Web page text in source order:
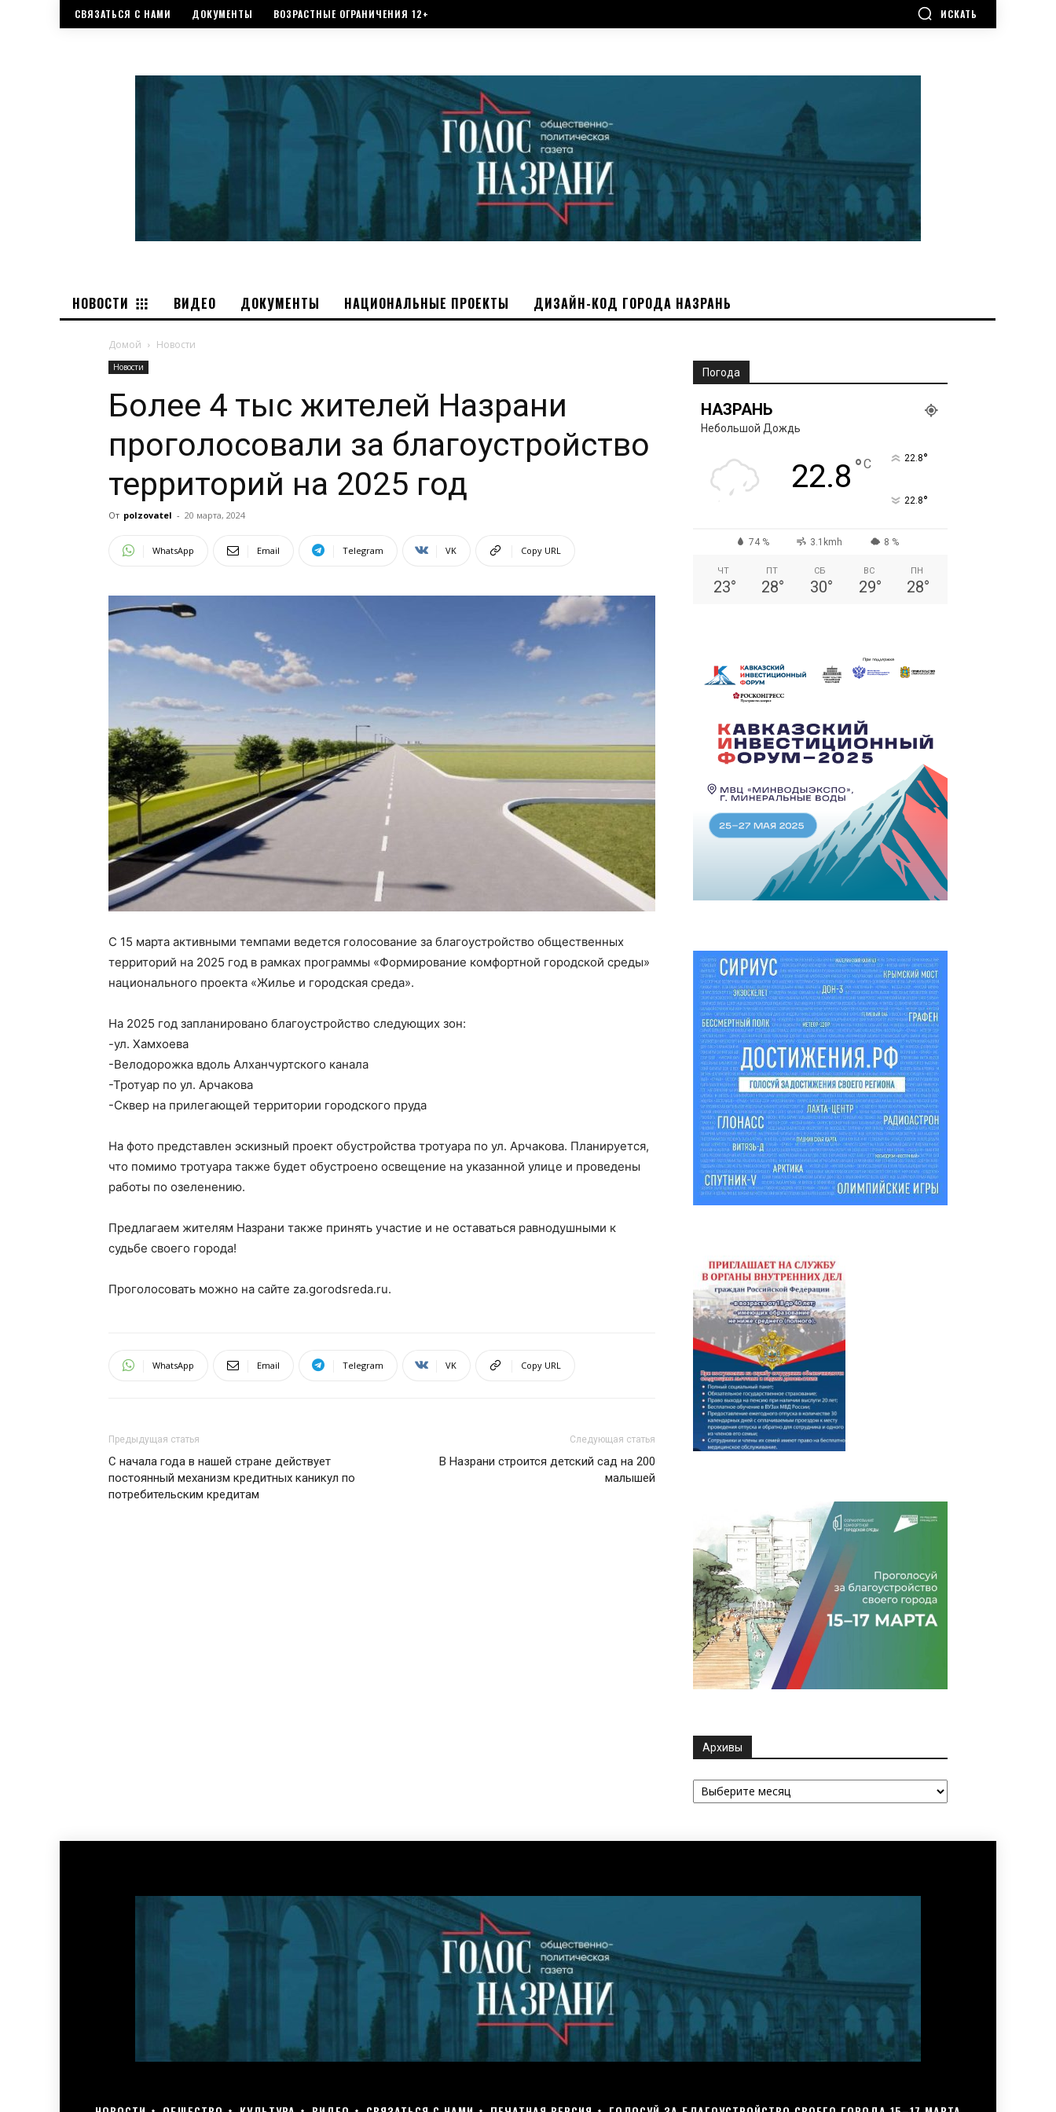
СВЯЗАТЬСЯ С НАМИ ДОКУМЕНТЫ ВОЗРАСТНЫЕ ОГРАНИЧЕНИЯ 12+ ИСКАТЬ
НОВОСТИ ВИДЕО ДОКУМЕНТЫ НАЦИОНАЛЬНЫЕ ПРОЕКТЫ ДИЗАЙН-КОД ГОРОДА НАЗРАНЬ
Домой Новости
Новости
Более 4 тыс жителей Назрани
проголосовали за благоустройство
территорий на 2025 год
От polzovatel - 20 марта, 2024
WhatsApp Email Telegram VK Copy URL
С 15 марта активными темпами ведется голосование за благоустройство общественных
территорий на 2025 год в рамках программы «Формирование комфортной городской среды»
национального проекта «Жилье и городская среда».
На 2025 год запланировано благоустройство следующих зон:
-ул. Хамхоева
-Велодорожка вдоль Алханчуртского канала
-Тротуар по ул. Арчакова
-Сквер на прилегающей территории городского пруда
На фото представлен эскизный проект обустройства тротуара по ул. Арчакова. Планируется,
что помимо тротуара также будет обустроено освещение на указанной улице и проведены
работы по озеленению.
Предлагаем жителям Назрани также принять участие и не оставаться равнодушными к
судьбе своего города!
Проголосовать можно на сайте za.gorodsreda.ru.
WhatsApp Email Telegram VK Copy URL
Предыдущая статья
С начала года в нашей стране действует
постоянный механизм кредитных каникул по
потребительским кредитам
Следующая статья
В Назрани строится детский сад на 200
малышей
Погода
НАЗРАНЬ
Небольшой Дождь
22.8 °C 22.8°
22.8°
74 % 3.1kmh 8 %
ЧТ
23°
ПТ
28°
СБ
30°
ВС
29°
ПН
28°
Архивы
Архивы